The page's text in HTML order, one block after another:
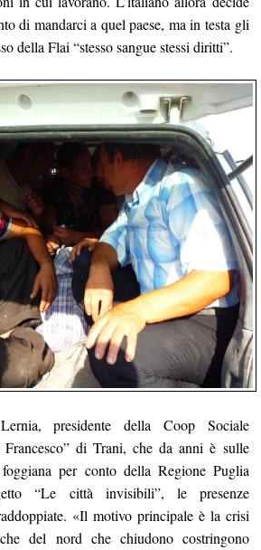
di mandarci a quel paese, ma in testa gli
della Flai “stesso sangue stessi diritti”.
presidente della Coop Sociale
di Trani, che da anni è sulle
per conto della Regione Puglia
“Le città invisibili”, le presenze
«Il motivo principale è la crisi
del nord che chiudono costringono